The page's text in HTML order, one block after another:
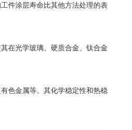
件涂层寿命比其他方法处理的表
在光学玻璃、硬质合金、钛合金
色金属等。其化学稳定性和热稳